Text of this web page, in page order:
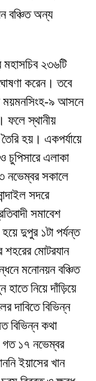
বঞ্চিত অন্য
২৩৬টি
করেন। তবে
ময়মনসিংহ-৯ আসনে
ফলে স্থানীয়
তৈরি হয়। একপর্যায়ে
চুপিসারে এলাকা
নভেম্বর সকালে
সদরে
সমাবেশ
দুপুর ১টা পর্যন্ত
শহরের মোটরযান
মনোনয়ন বঞ্চিত
হাতে নিয়ে দাঁড়িয়ে
দাবিতে বিভিন্ন
বিভিন্ন কথা
গত ১৭ নভেম্বর
ইয়াসের খান